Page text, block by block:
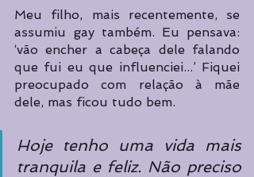
Meu filho, mais recentemente, se
assumiu gay também. Eu pensava:
‘vão encher a cabeça dele falando
que fui eu que influenciei...’ Fiquei
preocupado com relação à mãe
dele, mas ficou tudo bem.
Hoje tenho uma vida mais
tranquila e feliz. Não preciso